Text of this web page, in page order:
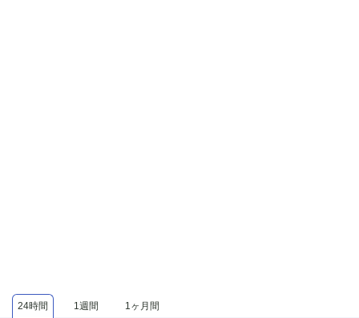
24時間 1週間 1ヶ月間